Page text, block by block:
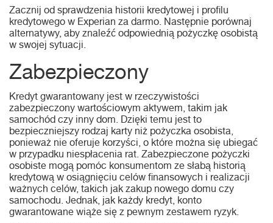
Zacznij od sprawdzenia historii kredytowej i profilu
kredytowego w Experian za darmo. Następnie porównaj
alternatywy, aby znaleźć odpowiednią pożyczkę osobistą
w swojej sytuacji.
Zabezpieczony
Kredyt gwarantowany jest w rzeczywistości
zabezpieczony wartościowym aktywem, takim jak
samochód czy inny dom. Dzięki temu jest to
bezpieczniejszy rodzaj karty niż pożyczka osobista,
ponieważ nie oferuje korzyści, o które można się ubiegać
w przypadku niespłacenia rat. Zabezpieczone pożyczki
osobiste mogą pomóc konsumentom ze słabą historią
kredytową w osiągnięciu celów finansowych i realizacji
ważnych celów, takich jak zakup nowego domu czy
samochodu. Jednak, jak każdy kredyt, konto
gwarantowane wiąże się z pewnym zestawem ryzyk.